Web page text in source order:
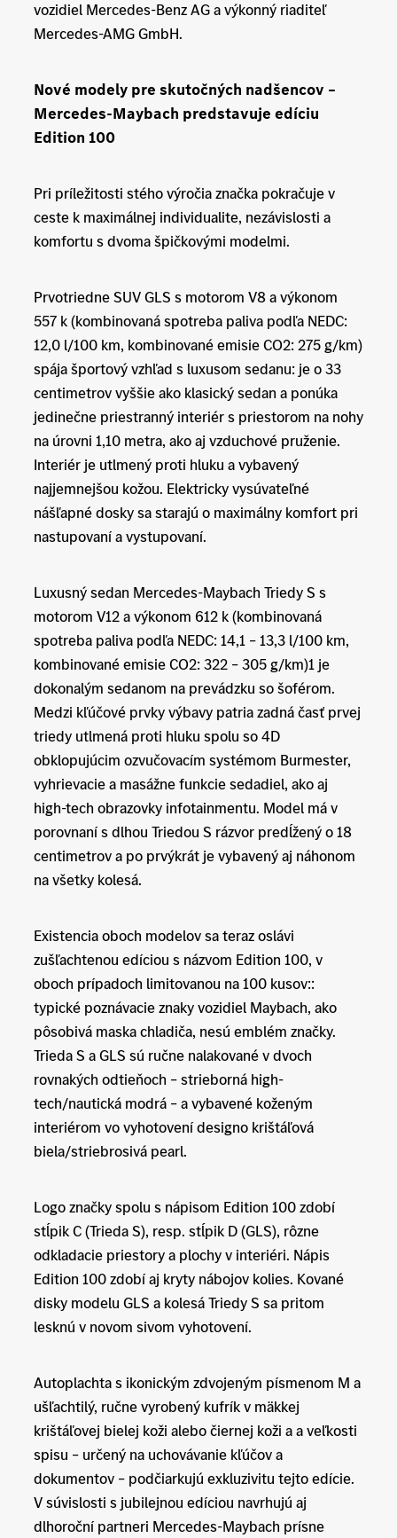
vozidiel Mercedes-Benz AG a výkonný riaditeľ
Mercedes-AMG GmbH.
Nové modely pre skutočných nadšencov –
Mercedes-Maybach predstavuje edíciu
Edition 100
Pri príležitosti stého výročia značka pokračuje v
ceste k maximálnej individualite, nezávislosti a
komfortu s dvoma špičkovými modelmi.
Prvotriedne SUV GLS s motorom V8 a výkonom
557 k (kombinovaná spotreba paliva podľa NEDC:
12,0 l/100 km, kombinované emisie CO2: 275 g/km)
spája športový vzhľad s luxusom sedanu: je o 33
centimetrov vyššie ako klasický sedan a ponúka
jedinečne priestranný interiér s priestorom na nohy
na úrovni 1,10 metra, ako aj vzduchové pruženie.
Interiér je utlmený proti hluku a vybavený
najjemnejšou kožou. Elektricky vysúvateľné
nášľapné dosky sa starajú o maximálny komfort pri
nastupovaní a vystupovaní.
Luxusný sedan Mercedes-Maybach Triedy S s
motorom V12 a výkonom 612 k (kombinovaná
spotreba paliva podľa NEDC: 14,1 – 13,3 l/100 km,
kombinované emisie CO2: 322 – 305 g/km)1 je
dokonalým sedanom na prevádzku so šoférom.
Medzi kľúčové prvky výbavy patria zadná časť prvej
triedy utlmená proti hluku spolu so 4D
obklopujúcim ozvučovacím systémom Burmester,
vyhrievacie a masážne funkcie sedadiel, ako aj
high-tech obrazovky infotainmentu. Model má v
porovnaní s dlhou Triedou S rázvor predĺžený o 18
centimetrov a po prvýkrát je vybavený aj náhonom
na všetky kolesá.
Existencia oboch modelov sa teraz oslávi
zušľachtenou edíciou s názvom Edition 100, v
oboch prípadoch limitovanou na 100 kusov::
typické poznávacie znaky vozidiel Maybach, ako
pôsobivá maska chladiča, nesú emblém značky.
Trieda S a GLS sú ručne nalakované v dvoch
rovnakých odtieňoch – strieborná high-
tech/nautická modrá – a vybavené koženým
interiérom vo vyhotovení designo krištáľová
biela/striebrosivá pearl.
Logo značky spolu s nápisom Edition 100 zdobí
stĺpik C (Trieda S), resp. stĺpik D (GLS), rôzne
odkladacie priestory a plochy v interiéri. Nápis
Edition 100 zdobí aj kryty nábojov kolies. Kované
disky modelu GLS a kolesá Triedy S sa pritom
lesknú v novom sivom vyhotovení.
Autoplachta s ikonickým zdvojeným písmenom M a
ušľachtilý, ručne vyrobený kufrík v mäkkej
krištáľovej bielej koži alebo čiernej koži a a veľkosti
spisu – určený na uchovávanie kľúčov a
dokumentov – podčiarkujú exkluzivitu tejto edície.
V súvislosti s jubilejnou edíciou navrhujú aj
dlhoroční partneri Mercedes-Maybach prísne